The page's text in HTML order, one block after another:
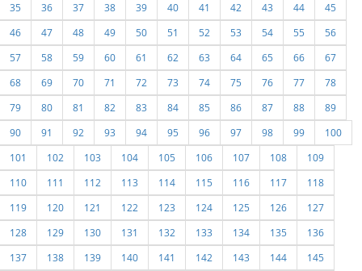
35
36 37 38 39 40 41 42 43 44
45
46
47 48 49 50 51 52 53 54 55
56
57
58 59 60 61 62 63 64 65 66
67
68
69 70 71 72 73 74 75 76 77
78
79
80 81 82 83 84 85 86 87 88
89
90
91 92 93 94 95 96 97 98 99
100
101
102 103 104 105 106 107 108
109
110
111 112 113 114 115 116 117
118
119
120 121 122 123 124 125 126
127
128
129 130 131 132 133 134 135
136
137
138 139 140 141 142 143 144
145